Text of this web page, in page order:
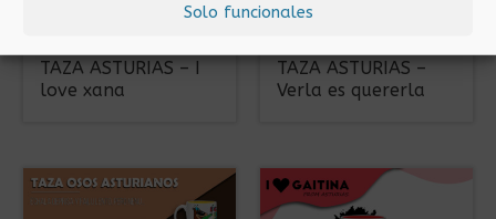
Solo funcionales
TAZA ASTURIAS – I
love xana
TAZA ASTURIAS –
Verla es quererla